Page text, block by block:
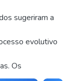
sugeriram a
evolutivo
Os